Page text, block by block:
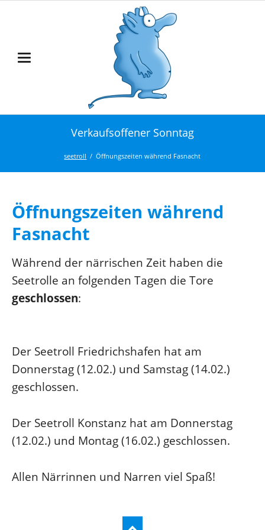
Verkaufsoffener Sonntag
seetroll Öffnungszeiten während Fasnacht
Öffnungszeiten während
Fasnacht
Während der närrischen Zeit haben die
Seetrolle an folgenden Tagen die Tore
geschlossen:
Der Seetroll Friedrichshafen hat am
Donnerstag (12.02.) und Samstag (14.02.)
geschlossen.
Der Seetroll Konstanz hat am Donnerstag
(12.02.) und Montag (16.02.) geschlossen.
Allen Närrinnen und Narren viel Spaß!